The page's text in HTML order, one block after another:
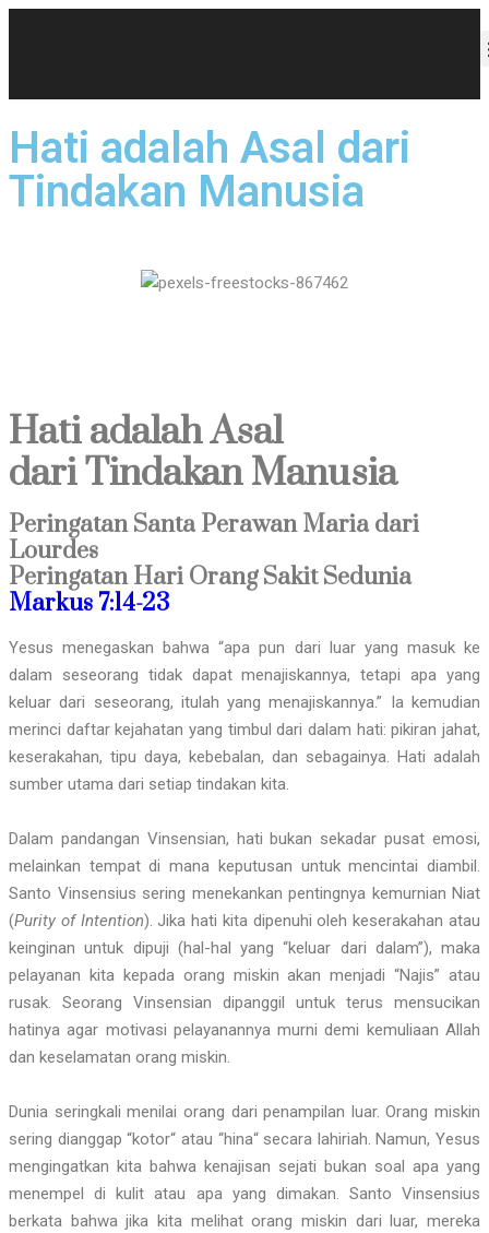
Hati adalah Asal dari
Tindakan Manusia
Hati adalah Asal
dari Tindakan Manusia
Peringatan Santa Perawan Maria dari
Lourdes
Peringatan Hari Orang Sakit Sedunia
Markus 7:14-23
Yesus menegaskan bahwa “apa pun dari luar yang masuk ke
dalam seseorang tidak dapat menajiskannya, tetapi apa yang
keluar dari seseorang, itulah yang menajiskannya.” Ia kemudian
merinci daftar kejahatan yang timbul dari dalam hati: pikiran jahat,
keserakahan, tipu daya, kebebalan, dan sebagainya. Hati adalah
sumber utama dari setiap tindakan kita.
Dalam pandangan Vinsensian, hati bukan sekadar pusat emosi,
melainkan tempat di mana keputusan untuk mencintai diambil.
Santo Vinsensius sering menekankan pentingnya kemurnian Niat
(Purity of Intention). Jika hati kita dipenuhi oleh keserakahan atau
keinginan untuk dipuji (hal-hal yang “keluar dari dalam”), maka
pelayanan kita kepada orang miskin akan menjadi “Najis” atau
rusak. Seorang Vinsensian dipanggil untuk terus mensucikan
hatinya agar motivasi pelayanannya murni demi kemuliaan Allah
dan keselamatan orang miskin.
Dunia seringkali menilai orang dari penampilan luar. Orang miskin
sering dianggap “kotor“ atau “hina“ secara lahiriah. Namun, Yesus
mengingatkan kita bahwa kenajisan sejati bukan soal apa yang
menempel di kulit atau apa yang dimakan. Santo Vinsensius
berkata bahwa jika kita melihat orang miskin dari luar, mereka